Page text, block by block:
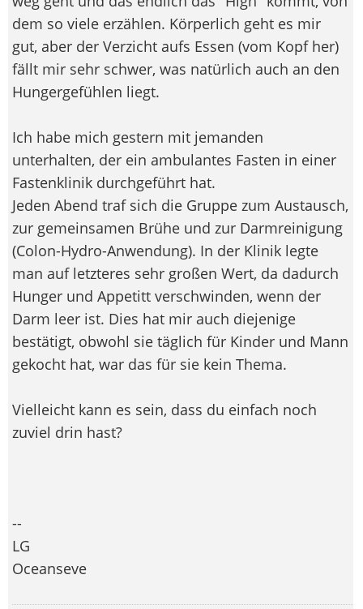
dem so viele erzählen. Körperlich geht es mir
gut, aber der Verzicht aufs Essen (vom Kopf her)
fällt mir sehr schwer, was natürlich auch an den
Hungergefühlen liegt.
Ich habe mich gestern mit jemanden
unterhalten, der ein ambulantes Fasten in einer
Fastenklinik durchgeführt hat.
Jeden Abend traf sich die Gruppe zum Austausch,
zur gemeinsamen Brühe und zur Darmreinigung
(Colon-Hydro-Anwendung). In der Klinik legte
man auf letzteres sehr großen Wert, da dadurch
Hunger und Appetitt verschwinden, wenn der
Darm leer ist. Dies hat mir auch diejenige
bestätigt, obwohl sie täglich für Kinder und Mann
gekocht hat, war das für sie kein Thema.
Vielleicht kann es sein, dass du einfach noch
zuviel drin hast?
--
LG
Oceanseve